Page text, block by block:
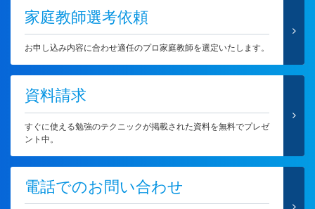
家庭教師選考依頼
お申し込み内容に合わせ適任のプロ家庭教師を選定いたします。
資料請求
すぐに使える勉強のテクニックが掲載された資料を無料でプレゼ
ント中。
電話でのお問い合わせ